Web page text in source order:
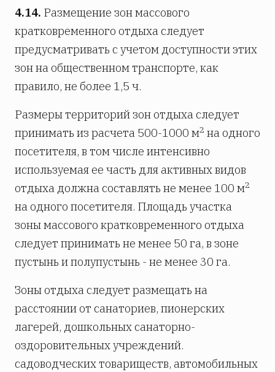
4.14. Размещение зон массового
кратковременного отдыха следует
предусматривать с учетом доступности этих
зон на общественном транспорте, как
правило, не более 1,5 ч.
Размеры территорий зон отдыха следует
принимать из расчета 500-1000 м2 на одного
посетителя, в том числе интенсивно
используемая ее часть для активных видов
отдыха должна составлять не менее 100 м2
на одного посетителя. Площадь участка
зоны массового кратковременного отдыха
следует принимать не менее 50 га, в зоне
пустынь и полупустынь - не менее 30 га.
Зоны отдыха следует размещать на
расстоянии от санаториев, пионерских
лагерей, дошкольных санаторно-
оздоровительных учреждений.
садоводческих товариществ, автомобильных